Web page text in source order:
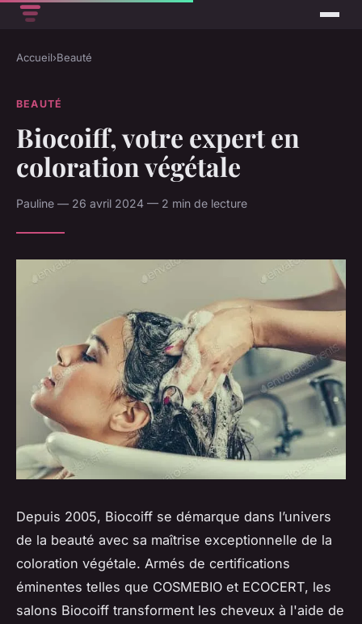
Accueil›Beauté
BEAUTÉ
Biocoiff, votre expert en
coloration végétale
Pauline — 26 avril 2024 — 2 min de lecture
Depuis 2005, Biocoiff se démarque dans l’univers
de la beauté avec sa maîtrise exceptionnelle de la
coloration végétale. Armés de certifications
éminentes telles que COSMEBIO et ECOCERT, les
salons Biocoiff transforment les cheveux à l'aide de